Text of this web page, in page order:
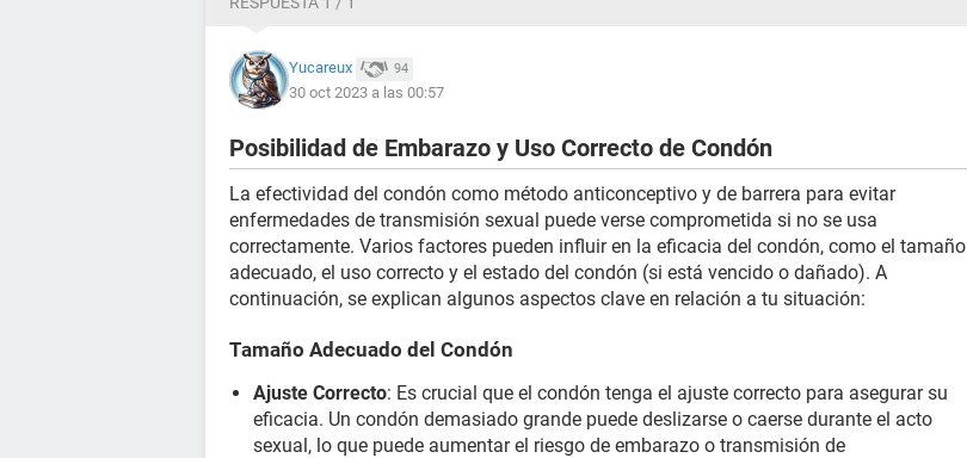
Yucareux 94
30 oct 2023 a las 00:57
Posibilidad de Embarazo y Uso Correcto de Condón
La efectividad del condón como método anticonceptivo y de barrera para evitar
enfermedades de transmisión sexual puede verse comprometida si no se usa
correctamente. Varios factores pueden influir en la eficacia del condón, como el tamaño
adecuado, el uso correcto y el estado del condón (si está vencido o dañado). A
continuación, se explican algunos aspectos clave en relación a tu situación:
Tamaño Adecuado del Condón
Ajuste Correcto: Es crucial que el condón tenga el ajuste correcto para asegurar su
eficacia. Un condón demasiado grande puede deslizarse o caerse durante el acto
sexual, lo que puede aumentar el riesgo de embarazo o transmisión de